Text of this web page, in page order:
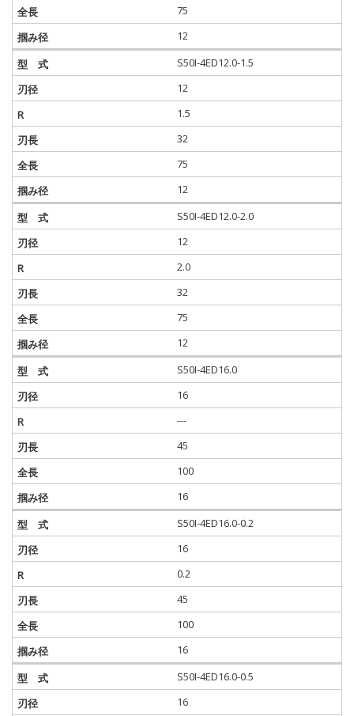
75
12
S50I-4ED12.0-1.5
12
1.5
32
75
12
S50I-4ED12.0-2.0
12
2.0
32
75
12
S50I-4ED16.0
16
---
45
100
16
S50I-4ED16.0-0.2
16
0.2
45
100
16
S50I-4ED16.0-0.5
16